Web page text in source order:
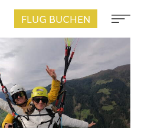
FLUG BUCHEN